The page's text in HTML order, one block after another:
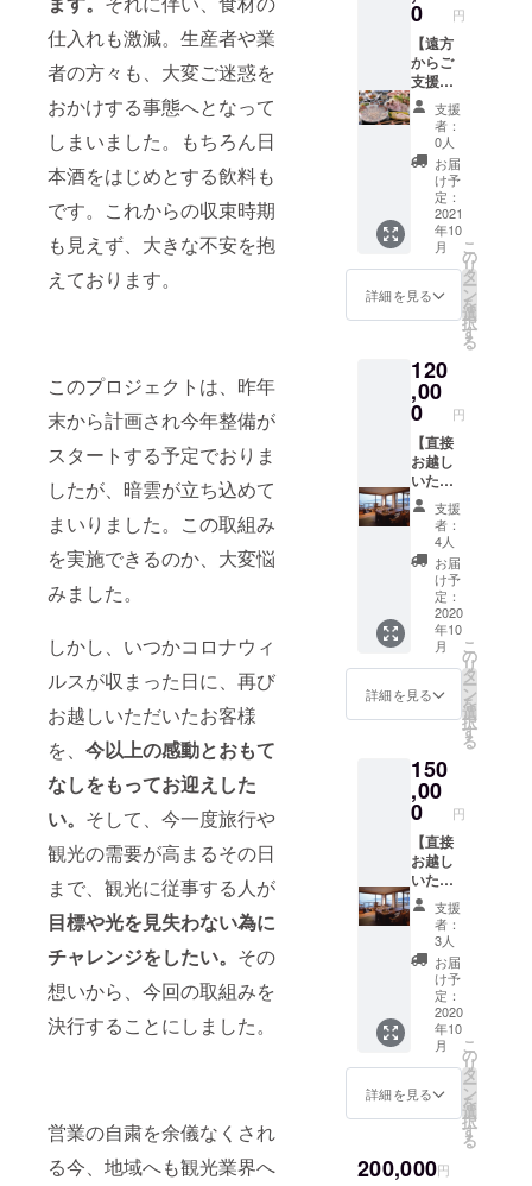
仕入れも激減。生産者や業
者の方々も、大変ご迷惑を
おかけする事態へとなって
しまいました。もちろん日
本酒をはじめとする飲料も
です。これからの収束時期
も見えず、大きな不安を抱
えております。
このプロジェクトは、昨年
末から計画され今年整備が
スタートする予定でおりま
したが、暗雲が立ち込めて
まいりました。この取組み
を実施できるのか、大変悩
みました。
しかし、いつかコロナウィ
ルスが収まった日に、再び
お越しいただいたお客様
を、 今以上の感動とおもて
なしをもってお迎えした
い。 そして、今一度旅行や
観光の需要が高まるその日
まで、観光に従事する人が
目標や光を見失わない為に
チャレンジをしたい。 その
想いから、今回の取組みを
決行することにしました。
営業の自粛を余儀なくされ
る今、地域へも観光業界へ
日、休
前日
は、追
加料金
（＋
2200円
税込
み）が
かかり
ます
利用券
＋お礼
のお手
紙 ※楊
貴館の1
泊2食
（朝・
夕）付
き2名様
分にな
ります
※宿泊可
能期間
は2022
年12月
迄とし
ます ※
Ｗ、お
盆期
間、年
末年始
の特殊
料金日
を除き
ます。
※祝前
日、休
前日
は、追
加料金
（＋
2200円
税込
み）が
かかり
ます
0 円
【遠方
からご
支援の
方】 山
口県産
とらふ
ぐの
セット
＋お礼
のお手
真はイ
メージ
です
※3〜4人
になり
ます ※
冷凍で
の送り
になり
ます ※
ご希望
の日付
は設定
頂けま
す
支援
者：
0人
お届
け予
定：
2021
年10
月
詳細を見る
こ
の
リ
タ
ー
ン
を
選
択
す
る
120
,00
0 円
【直接
お越し
いただ
ける
方】 未
来宿泊
チケッ
ト ペ
ア1泊2
食付き
プラン
アニ
バーサ
リーフ
ロア露
室＋日
本酒
BAR
2,000円
分のご
利用券
＋お礼
のお手
紙 ※楊
貴館の1
泊2食
（朝・
夕）付
き2名様
分にな
ります
※宿泊可
能期間
は2022
ます ※
支援
者：
4人
お届
け予
定：
2020
年10
月
詳細を見る
こ
の
リ
タ
ー
ン
を
選
択
す
る
150
,00
0 円
【直接
お越し
いただ
ける
方】 未
来宿泊
チケッ
ト ペ
ア1泊2
食付き
プラン
（海側
の特別
室で取
締役に
せ）＋
支援
者：
3人
お届
け予
定：
2020
年10
月
詳細を見る
こ
の
リ
タ
ー
ン
を
選
択
す
る
200,000円